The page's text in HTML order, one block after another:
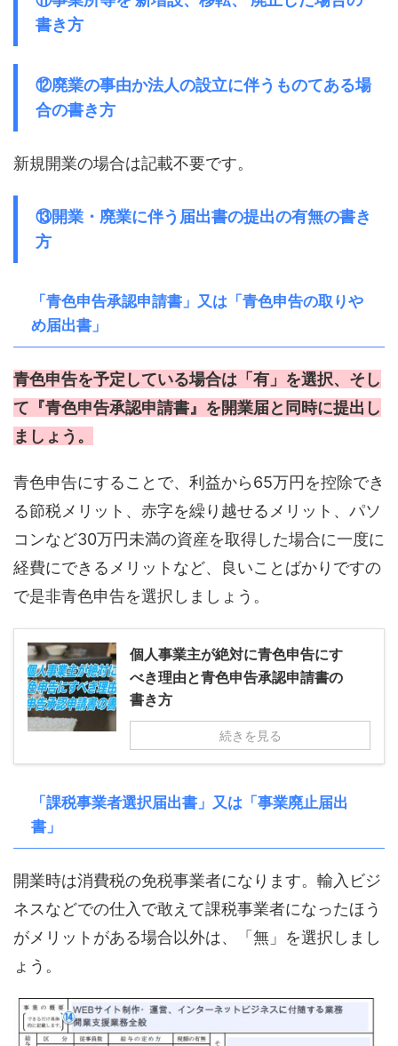
書き方
⑫廃業の事由か法人の設立に伴うものてある場
合の書き方
新規開業の場合は記載不要です。
⑬開業・廃業に伴う届出書の提出の有無の書き
方
「青色申告承認申請書」又は「青色申告の取りや
め届出書」
青色申告を予定している場合は「有」を選択、そし
て『青色申告承認申請書』を開業届と同時に提出し
ましょう。
青色申告にすることで、利益から65万円を控除でき
る節税メリット、赤字を繰り越せるメリット、パソ
コンなど30万円未満の資産を取得した場合に一度に
経費にできるメリットなど、良いことばかりですの
で是非青色申告を選択しましょう。
個人事業主が絶対に青色申告にす
べき理由と青色申告承認申請書の
書き方
続きを見る
「課税事業者選択届出書」又は「事業廃止届出
書」
開業時は消費税の免税事業者になります。輸入ビジ
ネスなどでの仕入で敢えて課税事業者になったほう
がメリットがある場合以外は、「無」を選択しまし
ょう。